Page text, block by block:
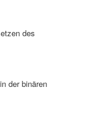
des
der binären